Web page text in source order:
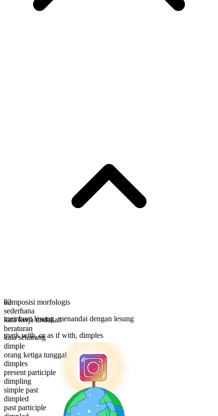
komposisi morfologis
sederhana
kata kerja tindakan
beraturan
kala sekarang
dimple
orang ketiga tunggal
dimples
present participle
dimpling
simple past
dimpled
past participle
02
membuat lesung,menandai dengan lesung
mark with, or as if with, dimples